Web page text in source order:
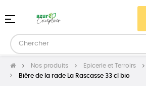
Basculer
navigation
☰
Nos produits Epicerie et Terroirs
Bière de la rade La Rascasse 33 cl bio